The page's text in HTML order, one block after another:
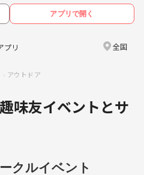
アプリで開く
プリ 全国
アウトドア
味友イベントとサ
クルイベント